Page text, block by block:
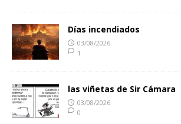
Días incendiados
03/08/2026
1
las viñetas de Sir Cámara
03/08/2026
0